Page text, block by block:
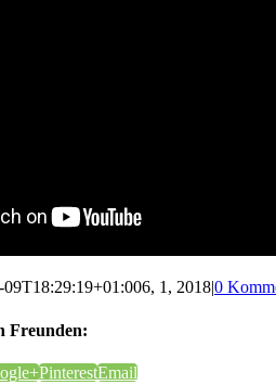
09T18:29:19+01:006, 1, 2018|0
Freunden:
PinterestEmail